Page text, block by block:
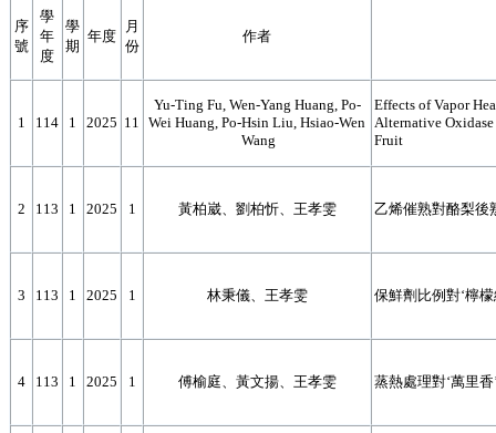
序
號
學
年
度
學
期
年度
月
份
作者
1 114 1 2025 11
Yu-Ting Fu, Wen-Yang Huang, Po-
Wei Huang, Po-Hsin Liu, Hsiao-Wen
Wang
Effects of Vapor
Alternative
Fruit
2 113 1 2025 1 黃柏崴、劉柏忻、王孝雯 乙烯催熟對酪梨後
3 113 1 2025 1 林秉儀、王孝雯 保鮮劑比例對‘檸
4 113 1 2025 1 傅榆庭、黃文揚、王孝雯 蒸熱處理對‘萬里